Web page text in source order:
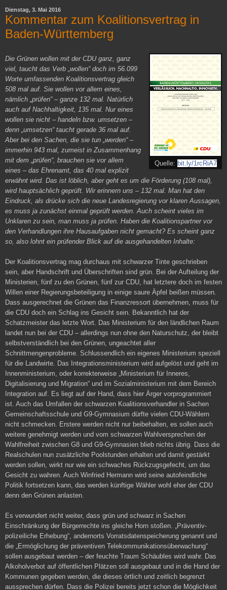
Dienstag, 3. Mai 2016
Kommentar zum Koalitionsvertrag in
Baden-Württemberg
Quelle: bit.ly/1rcRiA7
Die Grünen wollen mit der CDU ganz, ganz
viel, taucht das Verb „wollen“ doch im 56.099
Worte umfassenden Koalitionsvertrag gleich
508 mal auf. Sie wollen vor allem eines,
nämlich „prüfen“ – ganze 132 mal. Natürlich
auch auf Nachhaltigkeit, 135 mal. Nur eines
wollen sie nicht – handeln bzw. umsetzen –
denn „umsetzen“ taucht gerade 36 mal auf.
Aber bei den Sachen, die sie tun „werden“ –
immerhin 943 mal, zumeist in Zusammenhang
mit dem „prüfen“, brauchen sie vor allem
eines – das Ehrenamt, das 40 mal explizit
erwähnt wird. Das ist löblich, aber geht es um die Förderung (108 mal),
wird hauptsächlich geprüft. Wir erinnern uns – 132 mal. Man hat den
Eindruck, als drücke sich die neue Landesregierung vor klaren Aussagen,
es muss ja zunächst einmal geprüft werden. Auch scheint vieles im
Unklaren zu sein, man muss ja prüfen. Haben die Koalitionspartner vor
den Verhandlungen ihre Hausaufgaben nicht gemacht? Es scheint ganz
so, also lohnt ein prüfender Blick auf die ausgehandelten Inhalte:
Der Koalitionsvertrag mag durchaus mit schwarzer Tinte geschrieben
sein, aber Handschrift und Überschriften sind grün. Bei der Aufteilung der
Ministerien, fünf zu den Grünen, fünf zur CDU, hat letztere doch im festen
Willen einer Regierungsbeteiligung in einige saure Äpfel beißen müssen.
Dass ausgerechnet die Grünen das Finanzressort übernehmen, muss für
die CDU doch ein Schlag ins Gesicht sein. Bekanntlich hat der
Schatzmeister das letzte Wort. Das Ministerium für den ländlichen Raum
landet nun bei der CDU – allerdings nun ohne den Naturschutz, der bleibt
selbstverständlich bei den Grünen, ungeachtet aller
Schnittmengenprobleme. Schlussendlich ein eigenes Ministerium speziell
für die Landwirte. Das Integrationsministerium wird aufgelöst und geht im
Innenministerium, oder korrekterweise „Ministerium für Inneres,
Digitalisierung und Migration“ und im Sozialministerium mit dem Bereich
Integration auf. Es liegt auf der Hand, dass hier Ärger vorprogrammiert
ist. Auch das Umfallen der schwarzen Koalitionsverhandler in Sachen
Gemeinschaftsschule und G9-Gymnasium dürfte vielen CDU-Wählern
nicht schmecken. Erstere werden nicht nur beibehalten, es sollen auch
weitere genehmigt werden und vom schwarzen Wahlversprechen der
Wahlfreiheit zwischen G8 und G9-Gymnasien blieb nichts übrig. Dass die
Realschulen nun zusätzliche Poolstunden erhalten und damit gestärkt
werden sollen, wirkt nur wie ein schwaches Rückzugsgefecht, um das
Gesicht zu wahren. Auch Winfried Hermann wird seine autofeindliche
Politik fortsetzen kann, das werden künftige Wähler wohl eher der CDU
denn den Grünen anlasten.
Es verwundert nicht weiter, dass grün und schwarz in Sachen
Einschränkung der Bürgerrechte ins gleiche Horn stoßen. „Präventiv-
polizeiliche Erhebung“, andernorts Vorratsdatenspeicherung genannt und
die „Ermöglichung der präventiven Telekommunikationsüberwachung“
sollen ausgebaut werden – der feuchte Traum Schäubles wird wahr. Das
Alkoholverbot auf öffentlichen Plätzen soll ausgebaut und in die Hand der
Kommunen gegeben werden, die dieses örtlich und zeitlich begrenzt
aussprechen dürfen. Dass die Polizei bereits jetzt schon die Möglichkeit